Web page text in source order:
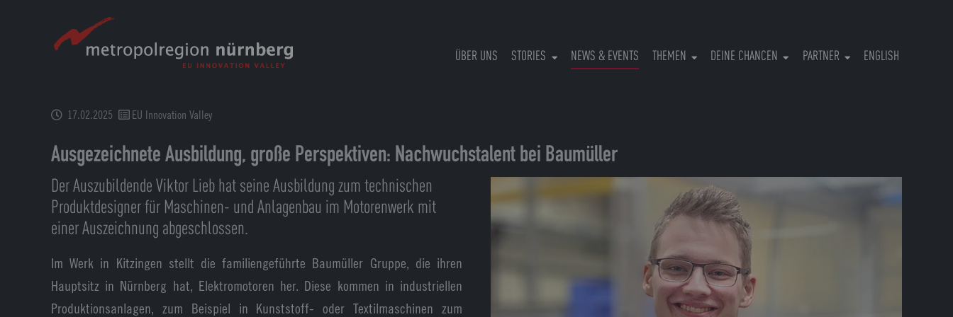
ÜBER UNS STORIES NEWS & EVENTS(CURRENT)
THEMEN DEINE CHANCEN PARTNER ENGLISH
17.02.2025 EU Innovation Valley
Ausgezeichnete Ausbildung, große Perspektiven: Nachwuchstalent bei Baumüller
Der Auszubildende Viktor Lieb hat seine Ausbildung zum technischen
Produktdesigner für Maschinen- und Anlagenbau im Motorenwerk mit
einer Auszeichnung abgeschlossen.
Im Werk in Kitzingen stellt die familiengeführte Baumüller Gruppe, die ihren
Hauptsitz in Nürnberg hat, Elektromotoren her. Diese kommen in industriellen
Produktionsanlagen, zum Beispiel in Kunststoff- oder Textilmaschinen zum